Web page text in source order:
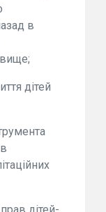
в
дітей